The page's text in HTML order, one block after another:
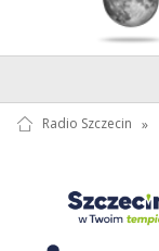
Radio Szczecin »